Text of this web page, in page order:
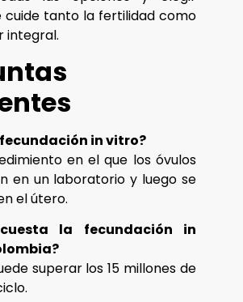
cuide tanto la fertilidad como
integral.
fecundación in vitro?
en el que los óvulos
en un laboratorio y luego se
el útero.
la fecundación in
superar los 15 millones de